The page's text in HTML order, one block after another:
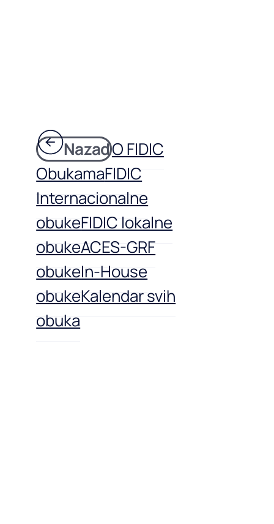
NazadO FIDIC
ObukamaFIDIC
Internacionalne
obukeFIDIC lokalne
obukeACES-GRF
obukeIn-House
obukeKalendar svih
obuka